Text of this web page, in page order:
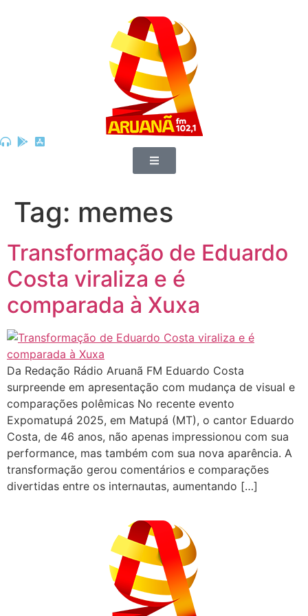
Tag: memes
Transformação de Eduardo
Costa viraliza e é
comparada à Xuxa
Da Redação Rádio Aruanã FM Eduardo Costa
surpreende em apresentação com mudança de visual e
comparações polêmicas No recente evento
Expomatupá 2025, em Matupá (MT), o cantor Eduardo
Costa, de 46 anos, não apenas impressionou com sua
performance, mas também com sua nova aparência. A
transformação gerou comentários e comparações
divertidas entre os internautas, aumentando […]